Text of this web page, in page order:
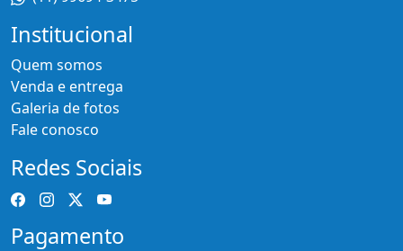
Institucional
Quem somos
Venda e entrega
Galeria de fotos
Fale conosco
Redes Sociais
Pagamento